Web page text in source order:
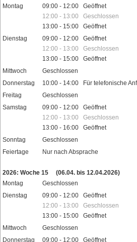
Montag
09:00 - 12:00 Geöffnet
12:00 - 13:00 Geschlossen
13:00 - 15:00 Geöffnet
Dienstag
09:00 - 12:00 Geöffnet
12:00 - 13:00 Geschlossen
13:00 - 15:00 Geöffnet
Mittwoch
Geschlossen
Donnerstag
10:00 - 14:00 Für telefonische
Freitag
Geschlossen
Samstag
09:00 - 12:00 Geöffnet
12:00 - 13:00 Geschlossen
13:00 - 16:00 Geöffnet
Sonntag
Geschlossen
Feiertage
Nur nach Absprache
2026: Woche 15
(06.04. bis 12.04.2026)
Montag
Geschlossen
Dienstag
09:00 - 12:00 Geöffnet
12:00 - 13:00 Geschlossen
13:00 - 15:00 Geöffnet
Mittwoch
Geschlossen
Donnerstag
09:00 - 12:00 Geöffnet